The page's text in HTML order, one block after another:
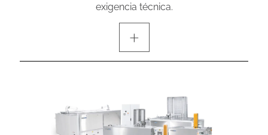
exigencia técnica.
+